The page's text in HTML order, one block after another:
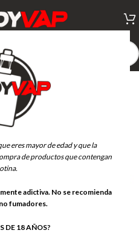
eres mayor de edad y que la
de productos que contengan
adictiva. No se recomienda
fumadores.
DE 18 AÑOS?